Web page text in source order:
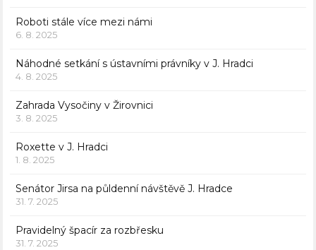
Roboti stále více mezi námi
6. 8. 2025
Náhodné setkání s ústavními právníky v J. Hradci
4. 8. 2025
Zahrada Vysočiny v Žirovnici
3. 8. 2025
Roxette v J. Hradci
1. 8. 2025
Senátor Jirsa na půldenní návštěvě J. Hradce
31. 7. 2025
Pravidelný špacír za rozbřesku
31. 7. 2025